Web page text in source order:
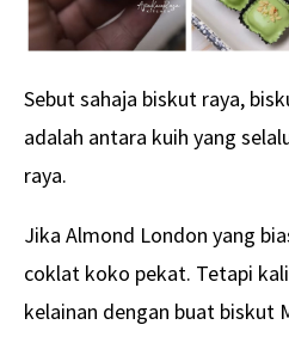
Sebut sahaja biskut raya,
adalah antara kuih yang
raya.
Jika Almond London yang
coklat koko pekat. Tetapi
kelainan dengan buat biskut